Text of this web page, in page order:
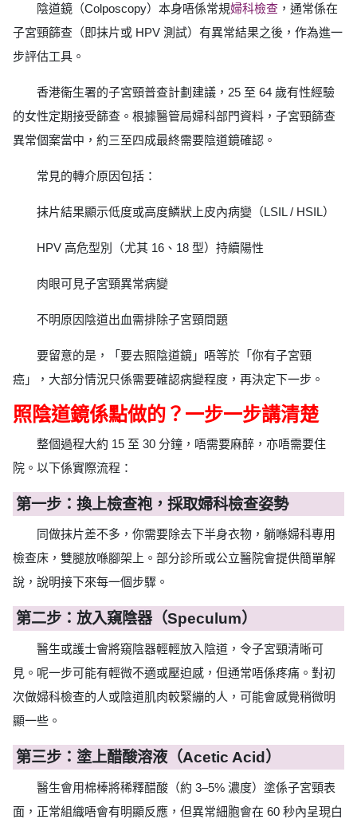
陰道鏡（Colposcopy）本身唔係常規婦科檢查 ，通常係在
子宮頸篩查（即抹片或 HPV 測試）有異常結果之後，作為進一
步評估工具。
香港衞生署的子宮頸普查計劃建議，25 至 64 歲有性經驗
的女性定期接受篩查。根據醫管局婦科部門資料，子宮頸篩查
異常個案當中，約三至四成最終需要陰道鏡確認。
常見的轉介原因包括：
抹片結果顯示低度或高度鱗狀上皮內病變（LSIL / HSIL）
HPV 高危型別（尤其 16、18 型）持續陽性
肉眼可見子宮頸異常病變
不明原因陰道出血需排除子宮頸問題
要留意的是，「要去照陰道鏡」唔等於「你有子宮頸
癌」，大部分情況只係需要確認病變程度，再決定下一步。
照陰道鏡係點做的？一步一步講清楚
整個過程大約 15 至 30 分鐘，唔需要麻醉，亦唔需要住
院。以下係實際流程：
第一步：換上檢查袍，採取婦科檢查姿勢
同做抹片差不多，你需要除去下半身衣物，躺喺婦科專用
檢查床，雙腿放喺腳架上。部分診所或公立醫院會提供簡單解
說，說明接下來每一個步驟。
第二步：放入窺陰器（Speculum）
醫生或護士會將窺陰器輕輕放入陰道，令子宮頸清晰可
見。呢一步可能有輕微不適或壓迫感，但通常唔係疼痛。對初
次做婦科檢查的人或陰道肌肉較緊繃的人，可能會感覺稍微明
顯一些。
第三步：塗上醋酸溶液（Acetic Acid）
醫生會用棉棒將稀釋醋酸（約 3–5% 濃度）塗係子宮頸表
面，正常組織唔會有明顯反應，但異常細胞會在 60 秒內呈現白